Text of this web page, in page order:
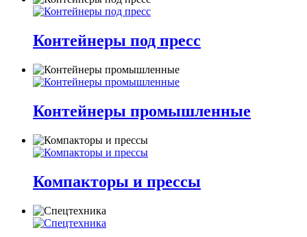
Контейнеры под пресс
Контейнеры промышленные
Компакторы и прессы